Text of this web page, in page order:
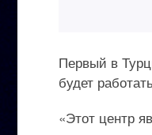
Первый в
будет
«Этот центр